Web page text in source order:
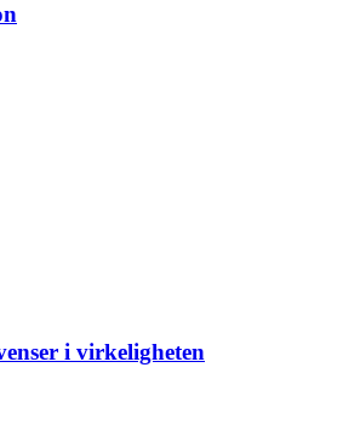
i virkeligheten